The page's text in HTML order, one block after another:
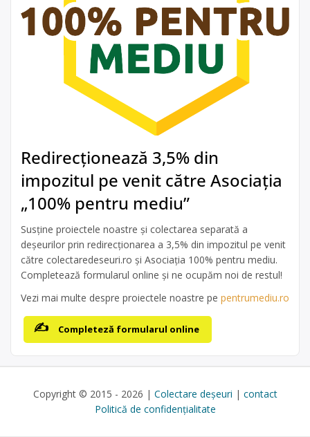
Redirecționează 3,5% din
impozitul pe venit către Asociația
„100% pentru mediu”
Susține proiectele noastre și colectarea separată a
deșeurilor prin redirecționarea a 3,5% din impozitul pe venit
către colectaredeseuri.ro și Asociația 100% pentru mediu.
Completează formularul online și ne ocupăm noi de restul!
Vezi mai multe despre proiectele noastre pe pentrumediu.ro
Completeză formularul online
Copyright © 2015 - 2026 | Colectare deșeuri | contact
Politică de confidențialitate